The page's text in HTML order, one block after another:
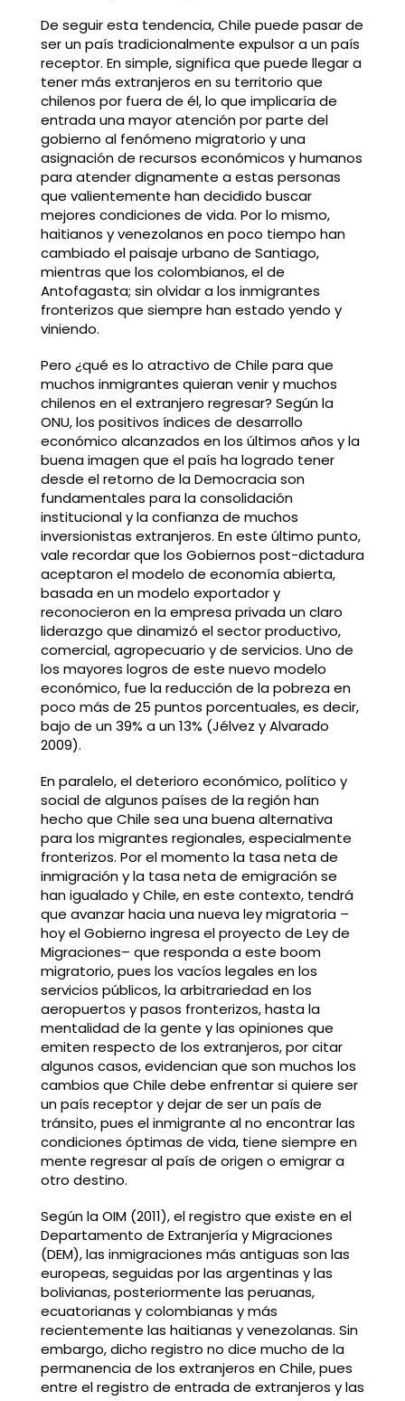
De seguir esta tendencia, Chile puede pasar de
ser un país tradicionalmente expulsor a un país
receptor. En simple, significa que puede llegar a
tener más extranjeros en su territorio que
chilenos por fuera de él, lo que implicaría de
entrada una mayor atención por parte del
gobierno al fenómeno migratorio y una
asignación de recursos económicos y humanos
para atender dignamente a estas personas
que valientemente han decidido buscar
mejores condiciones de vida. Por lo mismo,
haitianos y venezolanos en poco tiempo han
cambiado el paisaje urbano de Santiago,
mientras que los colombianos, el de
Antofagasta; sin olvidar a los inmigrantes
fronterizos que siempre han estado yendo y
viniendo.
Pero ¿qué es lo atractivo de Chile para que
muchos inmigrantes quieran venir y muchos
chilenos en el extranjero regresar? Según la
ONU, los positivos índices de desarrollo
económico alcanzados en los últimos años y la
buena imagen que el país ha logrado tener
desde el retorno de la Democracia son
fundamentales para la consolidación
institucional y la confianza de muchos
inversionistas extranjeros. En este último punto,
vale recordar que los Gobiernos post-dictadura
aceptaron el modelo de economía abierta,
basada en un modelo exportador y
reconocieron en la empresa privada un claro
liderazgo que dinamizó el sector productivo,
comercial, agropecuario y de servicios. Uno de
los mayores logros de este nuevo modelo
económico, fue la reducción de la pobreza en
poco más de 25 puntos porcentuales, es decir,
bajo de un 39% a un 13% (Jélvez y Alvarado
2009).
En paralelo, el deterioro económico, político y
social de algunos países de la región han
hecho que Chile sea una buena alternativa
para los migrantes regionales, especialmente
fronterizos. Por el momento la tasa neta de
inmigración y la tasa neta de emigración se
han igualado y Chile, en este contexto, tendrá
que avanzar hacia una nueva ley migratoria –
hoy el Gobierno ingresa el proyecto de Ley de
Migraciones– que responda a este boom
migratorio, pues los vacíos legales en los
servicios públicos, la arbitrariedad en los
aeropuertos y pasos fronterizos, hasta la
mentalidad de la gente y las opiniones que
emiten respecto de los extranjeros, por citar
algunos casos, evidencian que son muchos los
cambios que Chile debe enfrentar si quiere ser
un país receptor y dejar de ser un país de
tránsito, pues el inmigrante al no encontrar las
condiciones óptimas de vida, tiene siempre en
mente regresar al país de origen o emigrar a
otro destino.
Según la OIM (2011), el registro que existe en el
Departamento de Extranjería y Migraciones
(DEM), las inmigraciones más antiguas son las
europeas, seguidas por las argentinas y las
bolivianas, posteriormente las peruanas,
ecuatorianas y colombianas y más
recientemente las haitianas y venezolanas. Sin
embargo, dicho registro no dice mucho de la
permanencia de los extranjeros en Chile, pues
entre el registro de entrada de extranjeros y las